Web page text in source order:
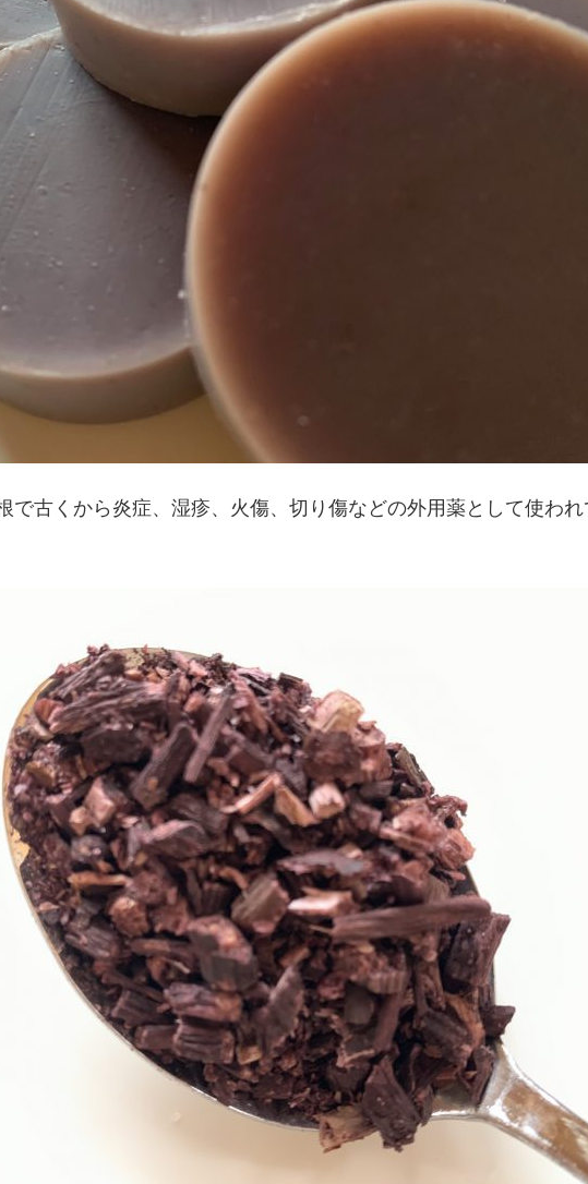
で古くから炎症、湿疹、火傷、切り傷などの外用薬として使われ